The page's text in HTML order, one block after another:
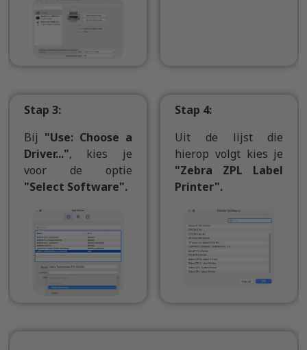
Stap 3:
Bij "Use: Choose a
Driver...", kies je
voor de optie
"Select Software".
Stap 4:
Uit de lijst die
hierop volgt kies je
"Zebra ZPL Label
Printer".